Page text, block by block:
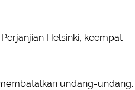
Helsinki, keempat
undang-undang.